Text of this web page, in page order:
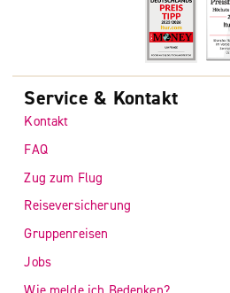
Service & Kontakt
Kontakt
FAQ
Zug zum Flug
Reiseversicherung
Gruppenreisen
Jobs